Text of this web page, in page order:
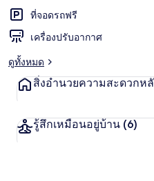
ที่จอดรถฟรี
เครื่องปรับอากาศ
ดูทั้งหมด
สิ่งอำนวยความสะดวกห
รู้สึกเหมือนอยู่บ้าน (6)